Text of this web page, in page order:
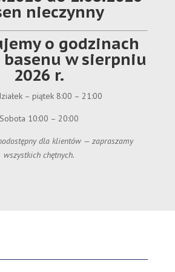
nieczynny
o godzinach
w sierpniu
2026 r.
– piątek 8:00 – 21:00
Sobota 10:00 – 20:00
dla klientów — zapraszamy
wszystkich chętnych.